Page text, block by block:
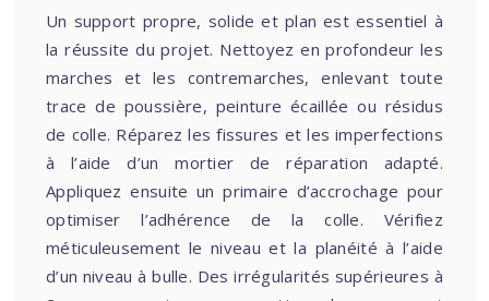
Un support propre, solide et plan est essentiel à
la réussite du projet. Nettoyez en profondeur les
marches et les contremarches, enlevant toute
trace de poussière, peinture écaillée ou résidus
de colle. Réparez les fissures et les imperfections
à l’aide d’un mortier de réparation adapté.
Appliquez ensuite un primaire d’accrochage pour
optimiser l’adhérence de la colle. Vérifiez
méticuleusement le niveau et la planéité à l’aide
d’un niveau à bulle. Des irrégularités supérieures à